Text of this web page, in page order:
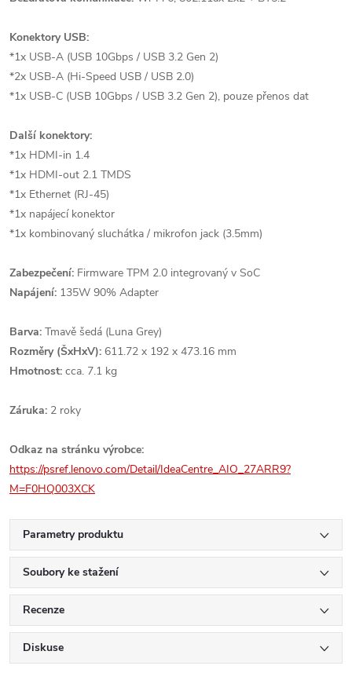
Konektory USB:
*1x USB-A (USB 10Gbps / USB 3.2 Gen 2)
*2x USB-A (Hi-Speed USB / USB 2.0)
*1x USB-C (USB 10Gbps / USB 3.2 Gen 2), pouze přenos dat
Další konektory:
*1x HDMI-in 1.4
*1x HDMI-out 2.1 TMDS
*1x Ethernet (RJ-45)
*1x napájecí konektor
*1x kombinovaný sluchátka / mikrofon jack (3.5mm)
Zabezpečení: Firmware TPM 2.0 integrovaný v SoC
Napájení: 135W 90% Adapter
Barva: Tmavě šedá (Luna Grey)
Rozměry (ŠxHxV): 611.72 x 192 x 473.16 mm
Hmotnost: cca. 7.1 kg
Záruka: 2 roky
Odkaz na stránku výrobce:
https://psref.lenovo.com/Detail/IdeaCentre_AIO_27ARR9?
M=F0HQ003XCK
Parametry produktu
Soubory ke stažení
Recenze
Diskuse